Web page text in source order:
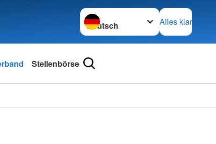
Sprache wechseln zu
Alles klar
Stellenbörse